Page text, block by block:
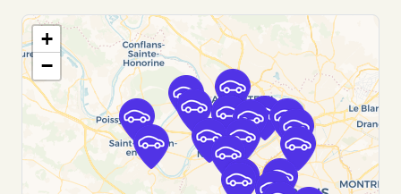
Voir l'agence
Free2move Rent - S&You - BOULOGNE
BILLANCOURT IV (F)
5.5
km
65 RUE DU CHATEAU
BOULOGNE BILLANCOURT, 92100
Voir l'agence
+
−